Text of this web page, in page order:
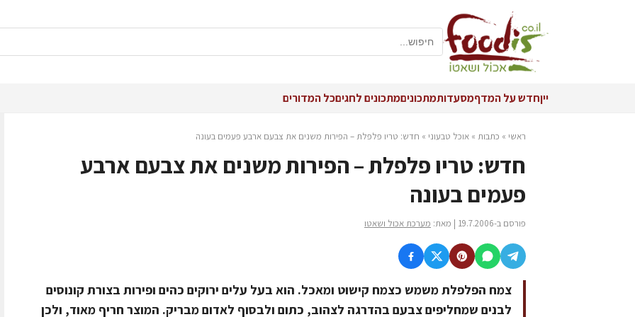
ייןחדש על המדףמסעדותמתכוניםמתכונים לחגיםכל המדורים
ראשי » כתבות » אוכל טבעוני » חדש: טריו פלפלת – הפירות משנים את צבעם ארבע פעמים בעונה
חדש: טריו פלפלת – הפירות משנים את צבעם ארבע
פעמים בעונה
פורסם ב-19.7.2006 | מאת: מערכת אכול ושאטו
צמח הפלפלת משמש כצמח קישוט ומאכל. הוא בעל עלים ירוקים כהים ופירות בצורת קונוסים
לבנים שמחליפים צבעם בהדרגה לצהוב, כתום ולבסוף לאדום מבריק. המוצר חריף מאוד, ולכן